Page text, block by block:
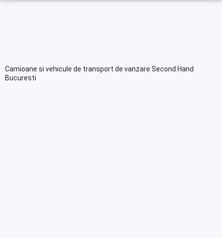
Camioane si vehicule de transport de vanzare Second Hand
Bucuresti